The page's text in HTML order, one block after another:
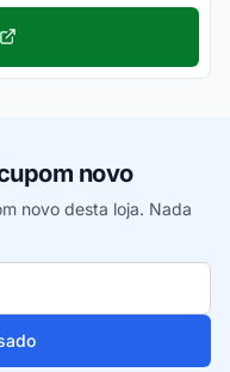
novo
novo desta loja. Nada